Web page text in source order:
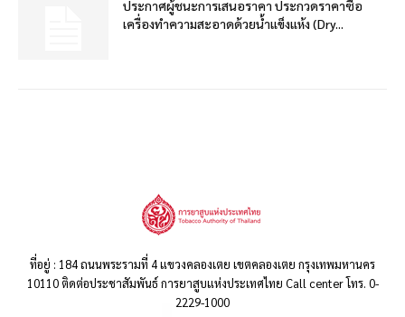
ประกาศผู้ชนะการเสนอราคา ประกวดราคาซื้อ
เครื่องทำความสะอาดด้วยน้ำแข็งแห้ง (Dry...
ที่อยู่ : 184 ถนนพระรามที่ 4 แขวงคลองเตย เขตคลองเตย กรุงเทพมหานคร
10110 ติดต่อประชาสัมพันธ์ การยาสูบแห่งประเทศไทย Call center โทร. 0-
2229-1000